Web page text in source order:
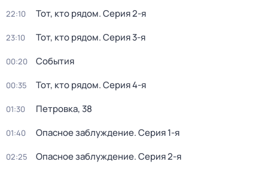
22:10 Тот, кто рядом. Серия 2-я
23:10 Тот, кто рядом. Серия 3-я
00:20 События
00:35 Тот, кто рядом. Серия 4-я
01:30 Петровка, 38
01:40 Опасное заблуждение. Серия 1-я
02:25 Опасное заблуждение. Серия 2-я